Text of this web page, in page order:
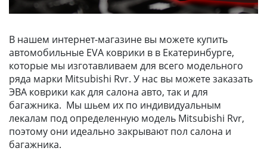
В нашем интернет-магазине вы можете купить
автомобильные EVA коврики в в Екатеринбурге,
которые мы изготавливаем для всего модельного
ряда марки Mitsubishi Rvr. У нас вы можете заказать
ЭВА коврики как для салона авто, так и для
багажника. Мы шьем их по индивидуальным
лекалам под определенную модель Mitsubishi Rvr,
поэтому они идеально закрывают пол салона и
багажника.